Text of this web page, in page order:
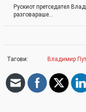
Рускиот претседател
разговараше…
Тагови: Владимир